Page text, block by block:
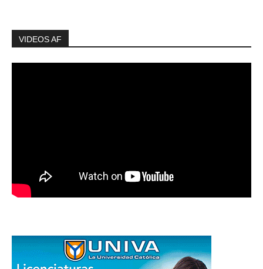
VIDEOS AF